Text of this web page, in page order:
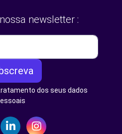
newsletter :
dos seus dados